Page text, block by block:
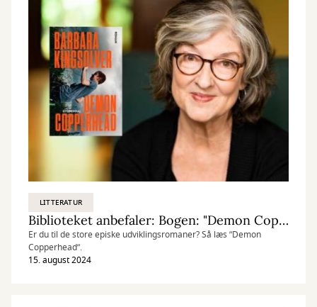
LITTERATUR
Biblioteket anbefaler: Bogen: "Demon Copperhead"
Er du til de store episke udviklingsromaner? Så læs ”Demon
Copperhead”.
15. august 2024